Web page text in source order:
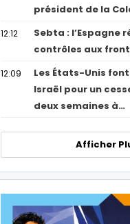
président de la
12:12
Sebta : l’Espagne
contrôles aux
12:09
Les États-Unis
Israël pour un
deux semaines à…
Afficher